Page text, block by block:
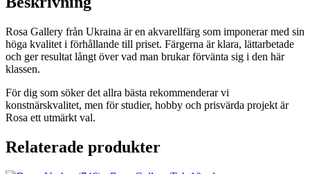
ml
Rosa Gallery från Ukraina är en akvarellfärg som imponerar med sin
höga kvalitet i förhållande till priset. Färgerna är klara, lättarbetade
och ger resultat långt över vad man brukar förvänta sig i den här
klassen.
För dig som söker det allra bästa rekommenderar vi
konstnärskvalitet, men för studier, hobby och prisvärda projekt är
Rosa ett utmärkt val.
Relaterade produkter